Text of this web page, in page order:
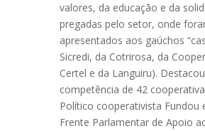
valores, da educação e da
pregadas pelo setor, onde
apresentados aos gaúchos
Sicredi, da Cotrirosa, da
Certel e da Languiru).
competência de 42
Político cooperativista Fundou
Frente Parlamentar de Apoio